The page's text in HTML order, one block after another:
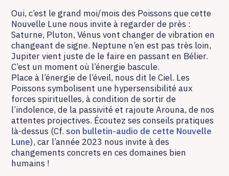
Oui, c’est le grand moi/mois des Poissons que cette
Nouvelle Lune nous invite à regarder de près :
Saturne, Pluton, Vénus vont changer de vibration en
changeant de signe. Neptune n’en est pas très loin,
Jupiter vient juste de le faire en passant en Bélier.
C’est un moment où l’énergie bascule.
Place à l’énergie de l’éveil, nous dit le Ciel. Les
Poissons symbolisent une hypersensibilité aux
forces spirituelles, à condition de sortir de
l’indolence, de la passivité et rajoute Arouna, de nos
attentes projectives. Écoutez ses conseils pratiques
là-dessus (Cf. son bulletin-audio de cette Nouvelle
Lune), car l’année 2023 nous invite à des
changements concrets en ces domaines bien
humains !